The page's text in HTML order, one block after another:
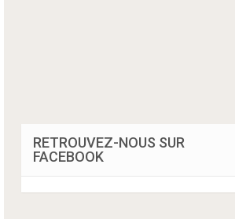
RETROUVEZ-NOUS SUR
FACEBOOK